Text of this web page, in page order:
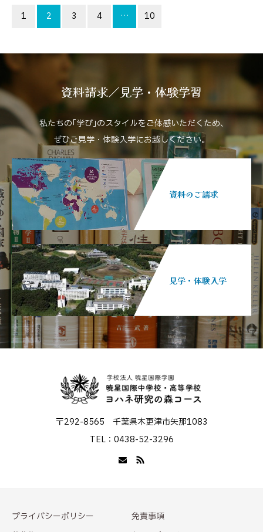
1 2 3 4 … 10
資料請求／見学・体験学習
私たちの｢学び｣のスタイルをご体感いただくため､
ぜひご見学・体験入学にお越しください。
資料のご請求
見学・体験入学
〒292-8565 千葉県木更津市矢那1083
TEL：0438-52-3296
プライバシーポリシー
免責事項